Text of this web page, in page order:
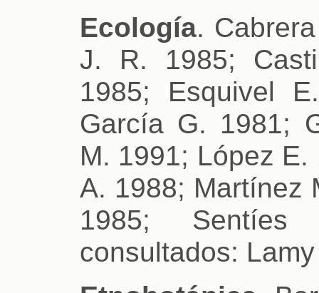
Ecología.
J. R. 1985;
1985; Esquivel
García G. 1981;
M. 1991; López
A. 1988; Martínez
1985; Sentíes
consultados: